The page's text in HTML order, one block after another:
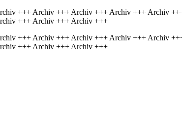
+++ Archiv +++ Archiv +++ Archiv +++ Archiv
+++ Archiv +++ Archiv +++
+++ Archiv +++ Archiv +++ Archiv +++ Archiv
+++ Archiv +++ Archiv +++